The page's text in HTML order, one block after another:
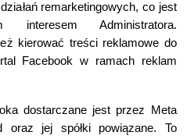
łań remarketingowych, co jest
interesem Administratora.
ż kierować treści reklamowe do
Facebook w ramach reklam
dostarczane jest przez Meta
oraz jej spółki powiązane. To